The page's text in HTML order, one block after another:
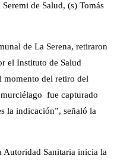
de Salud, (s) Tomás
de La Serena, retiraron
el Instituto de Salud
momento del retiro del
fue capturado
la indicación”, señaló la
Autoridad Sanitaria inicia la